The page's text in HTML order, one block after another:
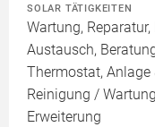
SOLAR TÄTIGKEITEN
Wartung,
Austausch,
Thermostat,
Reinigung /
Erweiterung